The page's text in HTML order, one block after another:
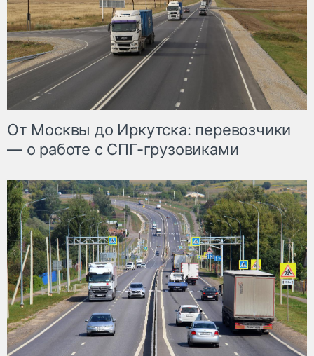
От Москвы до Иркутска: перевозчики
— о работе с СПГ-грузовиками